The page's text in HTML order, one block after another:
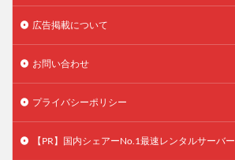
広告掲載について
お問い合わせ
プライバシーポリシー
【PR】国内シェアーNo.1最速レンタルサーバー